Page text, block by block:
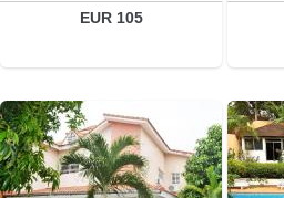
EUR 105